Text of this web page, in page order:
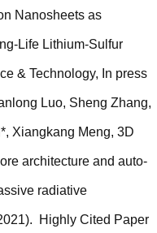
Nanosheets as
Life Lithium-Sulfur
& Technology, In press
Luo, Sheng Zhang,
Xiangkang Meng, 3D
architecture and auto-
radiative
Highly Cited Paper